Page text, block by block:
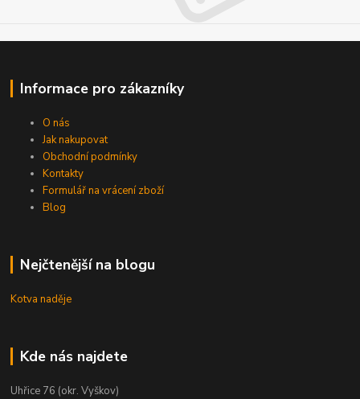
Informace pro zákazníky
O nás
Jak nakupovat
Obchodní podmínky
Kontakty
Formulář na vrácení zboží
Blog
Nejčtenější na blogu
Kotva naděje
Kde nás najdete
Uhřice 76 (okr. Vyškov)